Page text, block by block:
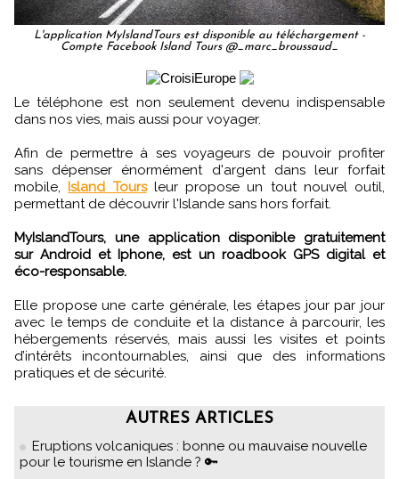
L'application MyIslandTours est disponible au téléchargement -
Compte Facebook Island Tours @_marc_broussaud_
Le téléphone est non seulement devenu indispensable
dans nos vies, mais aussi pour voyager.
Afin de permettre à ses voyageurs de pouvoir profiter
sans dépenser énormément d'argent dans leur forfait
mobile, Island Toursleur propose un tout nouvel outil,
permettant de découvrir l'Islande sans hors forfait.
MyIslandTours, une application disponible gratuitement
sur Android et Iphone, est un roadbook GPS digital et
éco-responsable.
Elle propose une carte générale, les étapes jour par jour
avec le temps de conduite et la distance à parcourir, les
hébergements réservés, mais aussi les visites et points
d’intérêts incontournables, ainsi que des informations
pratiques et de sécurité.
AUTRES ARTICLES
Eruptions volcaniques : bonne ou mauvaise nouvelle
pour le tourisme en Islande ? 🔑